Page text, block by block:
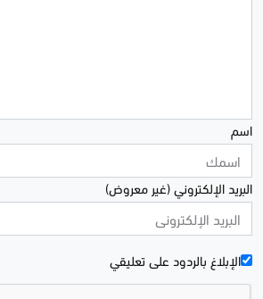
اسم
البريد الإلكتروني (غير معروض)
الإبلاغ بالردود علی تعليقي